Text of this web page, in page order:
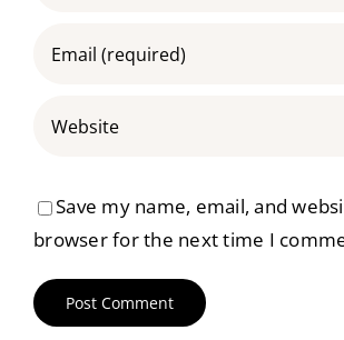
Save my name, email, and
browser for the next time I